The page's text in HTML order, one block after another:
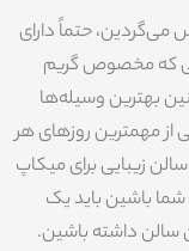
می‌گردین، حتماً دارای
که مخصوص گریم
بهترین وسیله‌ها
مهمترین روزهای هر
زیبایی برای میکاپ
باشین باید یک
سالن داشته باشین.